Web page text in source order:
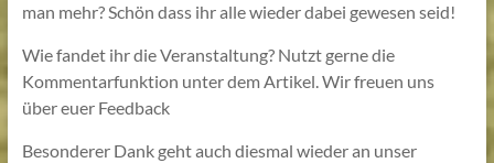
man mehr? Schön dass ihr alle wieder dabei gewesen seid!
Wie fandet ihr die Veranstaltung? Nutzt gerne die
Kommentarfunktion unter dem Artikel. Wir freuen uns
über euer Feedback
Besonderer Dank geht auch diesmal wieder an unser